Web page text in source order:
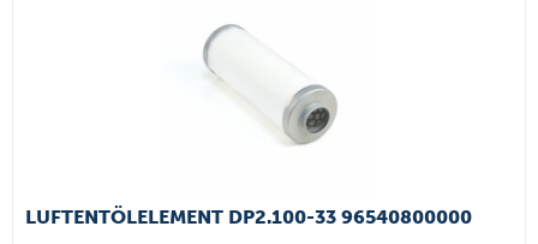
LUFTENTÖLELEMENT DP2.100-33 96540800000